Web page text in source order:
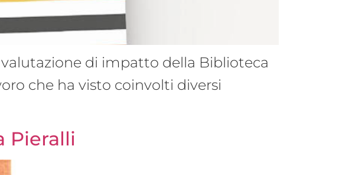
valutazione di impatto della Biblioteca
che ha visto coinvolti diversi
Pieralli